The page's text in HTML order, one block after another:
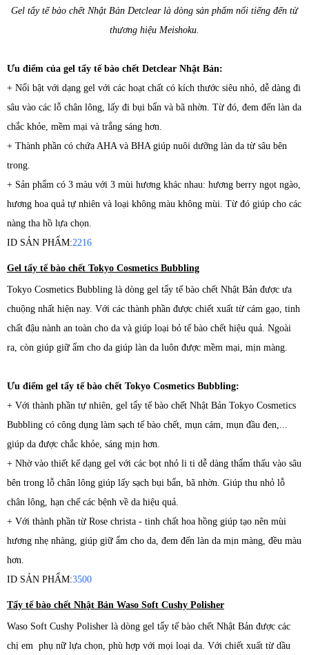
Gel tẩy tế bào chết Nhật Bản Detclear là dòng sản phẩm nổi tiếng đến từ
thương hiệu Meishoku.
Ưu điểm của gel tẩy tế bào chết Detclear Nhật Bản:
+ Nổi bật với dạng gel với các hoạt chất có kích thước siêu nhỏ, dễ dàng đi
sâu vào các lỗ chân lông, lấy đi bụi bẩn và bã nhờn. Từ đó, đem đến làn da
chắc khỏe, mềm mại và trắng sáng hơn.
+ Thành phần có chứa AHA và BHA giúp nuôi dưỡng làn da từ sâu bên
trong.
+ Sản phẩm có 3 màu với 3 mùi hương khác nhau: hương berry ngọt ngào,
hương hoa quả tự nhiên và loại không màu không mùi. Từ đó giúp cho các
nàng tha hồ lựa chọn.
ID SẢN PHẨM:2216
Gel tẩy tế bào chết Tokyo Cosmetics Bubbling
Tokyo Cosmetics Bubbling là dòng gel tẩy tế bào chết Nhật Bản được ưa
chuộng nhất hiện nay. Với các thành phần được chiết xuất từ cám gạo, tinh
chất đậu nành an toàn cho da và giúp loại bỏ tế bào chết hiệu quả. Ngoài
ra, còn giúp giữ ẩm cho da giúp làn da luôn được mềm mại, mịn màng.
Ưu điểm gel tẩy tế bào chết Tokyo Cosmetics Bubbling:
+ Với thành phần tự nhiên, gel tẩy tế bào chết Nhật Bản Tokyo Cosmetics
Bubbling có công dụng làm sạch tế bào chết, mụn cám, mụn đầu đen,...
giúp da được chắc khỏe, sáng mịn hơn.
+ Nhờ vào thiết kế dạng gel với các bọt nhỏ li ti dễ dàng thẩm thấu vào sâu
bên trong lỗ chân lông giúp lấy sạch bụi bẩn, bã nhờn. Giúp thu nhỏ lỗ
chân lông, hạn chế các bệnh về da hiệu quả.
+ Với thành phần từ Rose christa - tinh chất hoa hồng giúp tạo nên mùi
hương nhẹ nhàng, giúp giữ ẩm cho da, đem đến làn da mịn màng, đều màu
hơn.
ID SẢN PHẨM:3500
Tẩy tế bào chết Nhật Bản Waso Soft Cushy Polisher
Waso Soft Cushy Polisher là dòng gel tẩy tế bào chết Nhật Bản được các
chị em phụ nữ lựa chọn, phù hợp với mọi loại da. Với chiết xuất từ dầu